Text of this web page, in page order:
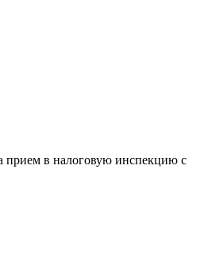
прием в налоговую инспекцию с